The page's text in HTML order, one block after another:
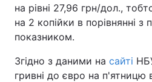
Україна
Економіка
Спорт
на рівні 27,96 грн/дол.,
на 2 копійки в порівнянні з
показником.
Згідно з даними на сайті
гривні до євро на п'ятницю